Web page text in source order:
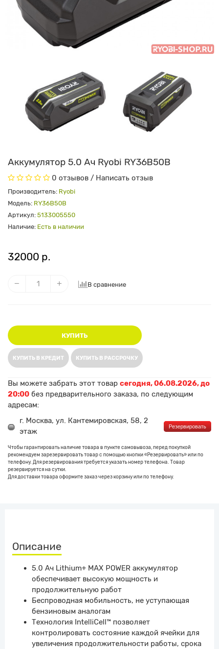
Аккумулятор 5.0 Ач Ryobi RY36B50B
0 отзывов / Написать отзыв
Производитель: Ryobi
Модель: RY36B50B
Артикул: 5133005550
Наличие: Есть в наличии
32000 р.
В сравнение
КУПИТЬ
КУПИТЬ В КРЕДИТ КУПИТЬ В РАССРОЧКУ
Вы можете забрать этот товар сегодня, 06.08.2026, до
20:00 без предварительного заказа, по следующим
адресам:
г. Москва, ул. Кантемировская, 58, 2
этаж
Резервировать
Чтобы гарантировать наличие товара в пункте самовывоза, перед покупкой
рекомендуем зарезервировать товар с помощью кнопки «Резервировать» или по
телефону. Для резервирования требуется указать номер телефона. Товар
резервируется на сутки.
Для доставки товара оформите заказ через корзину или по телефону.
Описание
5.0 Ач Lithium+ MAX POWER аккумулятор
обеспечивает высокую мощность и
продолжительную работ
Беспроводная мобильность, не уступающая
бензиновым аналогам
Технология IntelliCell™ позволяет
контролировать состояние каждой ячейки для
увеличения продолжительности работы, срока